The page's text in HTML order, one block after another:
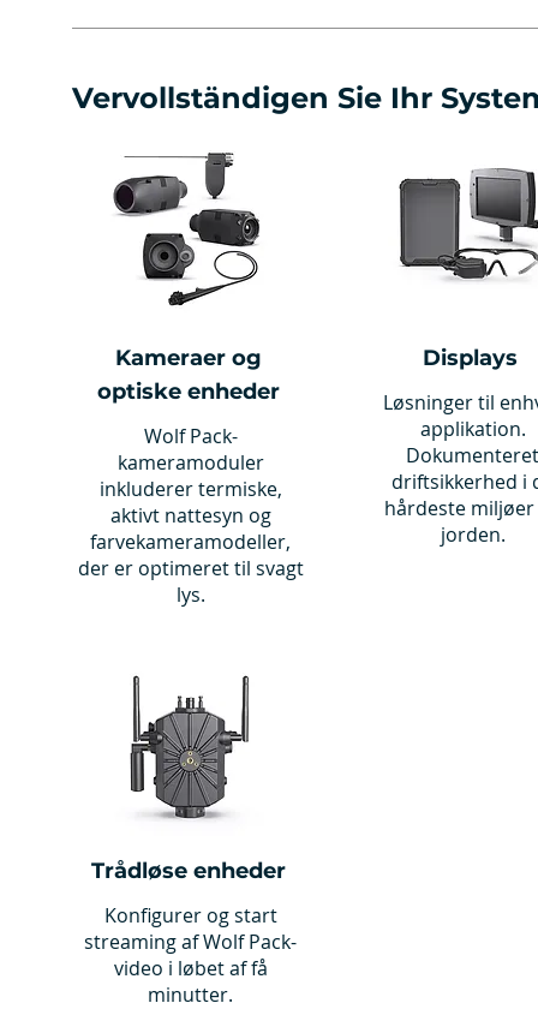
Vervollständigen Sie Ihr
Kameraer og
optiske enheder
Wolf Pack-
kameramoduler
inkluderer termiske,
aktivt nattesyn og
farvekameramodeller,
der er optimeret til svagt
lys.
Trådløse enheder
Konfigurer og start
streaming af Wolf Pack-
video i løbet af få
minutter.
Displays
Løsninger til
applikation.
Dokumenteret
driftsikkerhed i
hårdeste miljøer
jorden.